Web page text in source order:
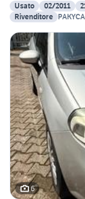
Usato
02/2011
Rivenditore
6